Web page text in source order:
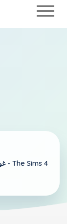
غواتيمالا - The Sims 4